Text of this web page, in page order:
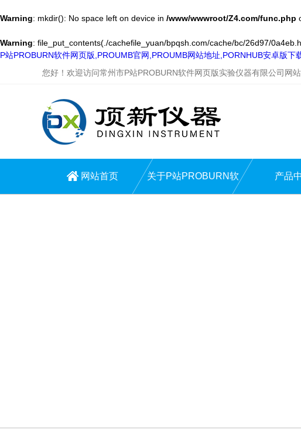
Warning: mkdir(): No space left on device in /www/wwwroot/Z4.com/func.php
Warning: file_put_contents(./cachefile_yuan/bpqsh.com/cache/bc/26d97/
P站PROBURN软件网页版,PROUMB官网,PROUMB网站地址,PORNHUB安卓版下
您好！欢迎访问常州市P站PROBURN软件网页版实验仪器有限公司网站
网站首页 关于P站PROBURN软 产品